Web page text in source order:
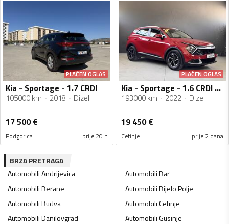
PLAĆEN OGLAS
Kia - Sportage - 1.7 CRDI
105000 km 2018 Dizel
17 500€
Podgorica prije 20 h
PLAĆEN OGLAS
Kia - Sportage - 1.6 CRDI - 136 KS
193000 km 2022 Dizel
19 450€
Cetinje prije 2 dana
BRZA PRETRAGA
AutomobiliAndrijevica AutomobiliBar
AutomobiliBerane AutomobiliBijelo Polje
AutomobiliBudva AutomobiliCetinje
AutomobiliDanilovgrad AutomobiliGusinje